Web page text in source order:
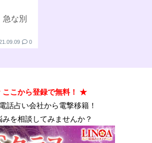
急な別
0
こから登録で無料！ ★
話占い会社から電撃移籍！
みを相談してみませんか？